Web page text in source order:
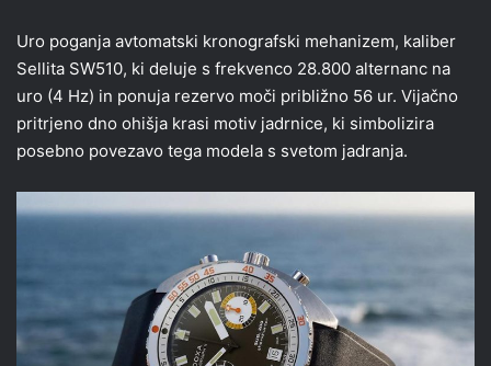
Uro poganja avtomatski kronografski mehanizem, kaliber
Sellita SW510, ki deluje s frekvenco 28.800 alternanc na
uro (4 Hz) in ponuja rezervo moči približno 56 ur. Vijačno
pritrjeno dno ohišja krasi motiv jadrnice, ki simbolizira
posebno povezavo tega modela s svetom jadranja.